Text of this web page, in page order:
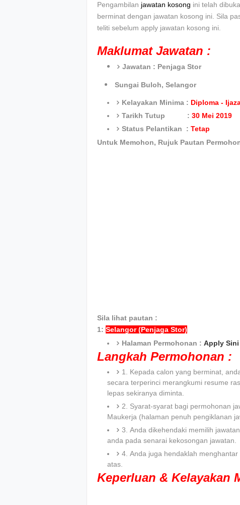
Pengambilan jawatan kosong ini telah
berminat dengan jawatan kosong ini. Sila
teliti sebelum apply jawatan kosong ini.
Maklumat Jawatan :
Jawatan : Penjaga Stor
Sungai Buloh, Selangor
Kelayakan Minima : Diploma -
Tarikh Tutup : 30 Mei 2019
Status Pelantikan : Tetap
Untuk Memohon, Rujuk Pautan
Sila lihat pautan :
1: Selangor (Penjaga Stor)
Halaman Permohonan : Apply Sini
Langkah Permohonan :
1. Kepada calon yang berminat,
secara terperinci merangkumi resume
lepas sekiranya diminta.
2. Syarat-syarat bagi permohonan
Maukerja (halaman penuh pengiklanan
3. Anda dikehendaki memilih
anda pada senarai kekosongan jawatan.
4. Anda juga hendaklah
atas.
Keperluan & Kelayakan